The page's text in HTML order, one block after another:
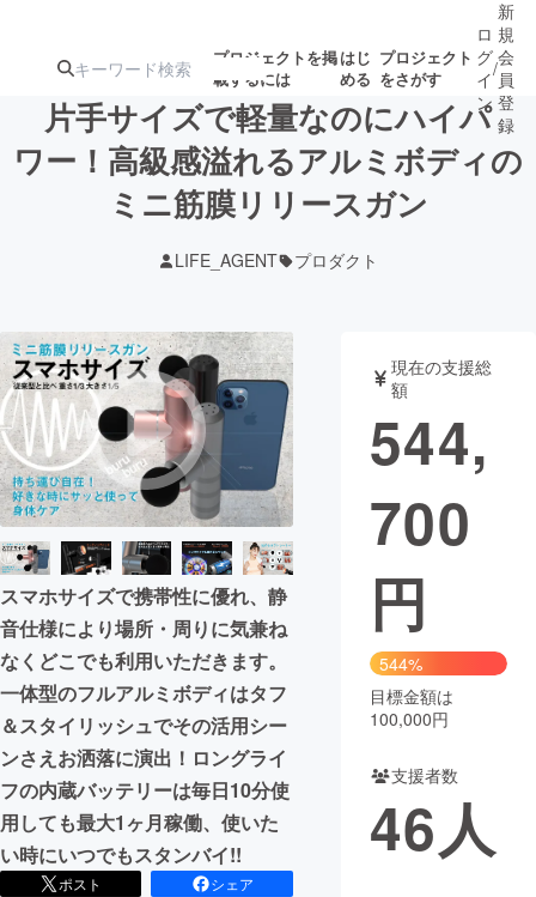
プロジェクトを掲
載するには
はじ
める
プロジェクト
をさがす
注目のリ 注目の新着プロ募集終了が近いプ
テクノロジー・ガジェット
映像・映画 書籍・雑誌
ビジネス・起業 チャレンジ
まちづくり・地域活性化
CAMPFIRE for Social Good
CAMPFIRE Creation
CAMPFIREふるさと納税machi-ya コミュニティ
ロ
グ
イ
ン
/
新
規
会
員
登
録
片手サイズで軽量なのにハイパ
ワー！高級感溢れるアルミボディの
ミニ筋膜リリースガン
LIFE_AGENT プロダクト
スマホサイズで携帯性に優れ、静
音仕様により場所・周りに気兼ね
なくどこでも利用いただきます。
一体型のフルアルミボディはタフ
＆スタイリッシュでその活用シー
ンさえお洒落に演出！ロングライ
フの内蔵バッテリーは毎日10分使
用しても最大1ヶ月稼働、使いた
い時にいつでもスタンバイ!!
ポスト
シェア
現在の支援総
額
544,
700
円
544%
目標金額は
100,000円
支援者数
46人